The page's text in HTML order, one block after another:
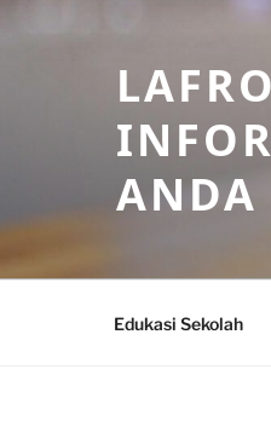
ANDA
Edukasi Sekolah